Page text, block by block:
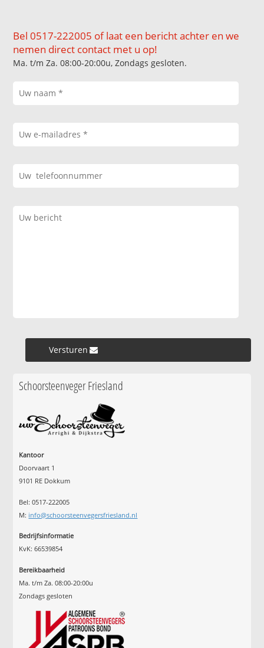
Bel 0517-222005 of laat een bericht achter en we
nemen direct contact met u op!
Ma. t/m Za. 08:00-20:00u, Zondags gesloten.
Versturen »
Schoorsteenveger Friesland
Kantoor
Doorvaart 1
9101 RE Dokkum
Bel: 0517-222005
M: info@schoorsteenvegersfriesland.nl
Bedrijfsinformatie
KvK: 66539854
Bereikbaarheid
Ma. t/m Za. 08:00-20:00u
Zondags gesloten